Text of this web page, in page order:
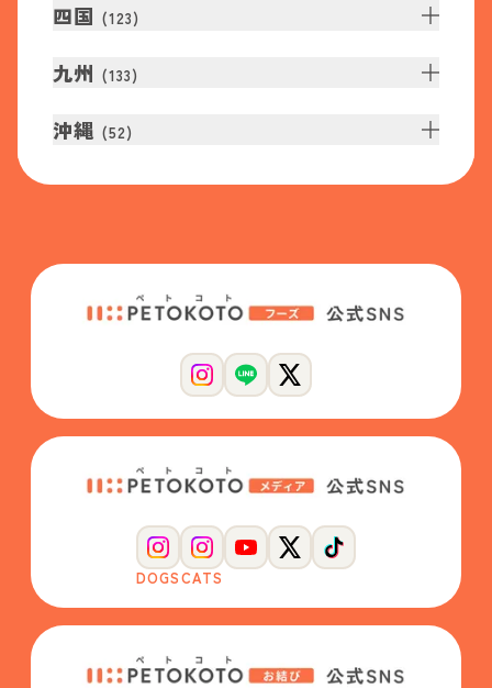
四国 (123)
九州 (133)
沖縄 (52)
DOGSCATS